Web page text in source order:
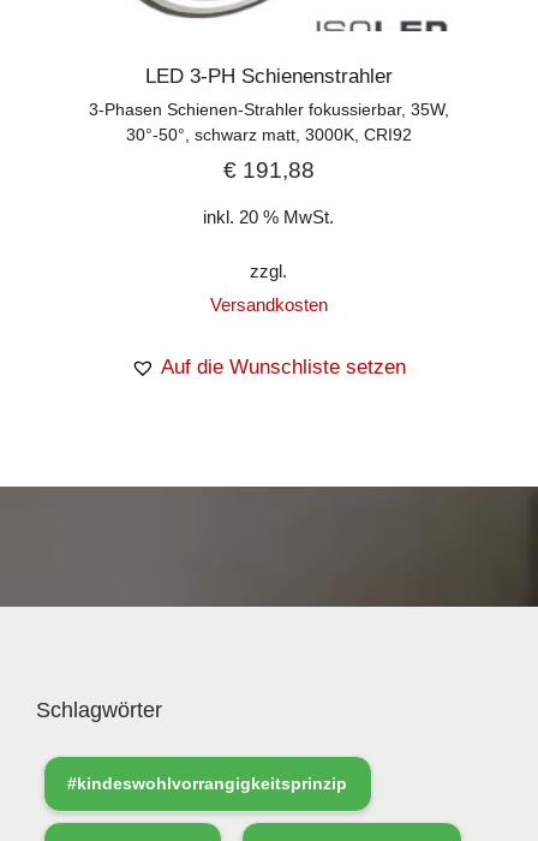
LED 3-PH Schienenstrahler
3-Phasen Schienen-Strahler fokussierbar, 35W,
30°-50°, schwarz matt, 3000K, CRI92
€191,88
inkl. 20 % MwSt.
zzgl.
Versandkosten
Auf die Wunschliste setzen
Schlagwörter
#kindeswohlvorrangigkeitsprinzip